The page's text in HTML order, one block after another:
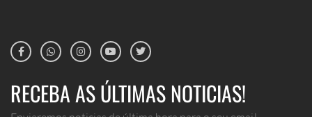
RECEBA AS ÚLTIMAS NOTICIAS!